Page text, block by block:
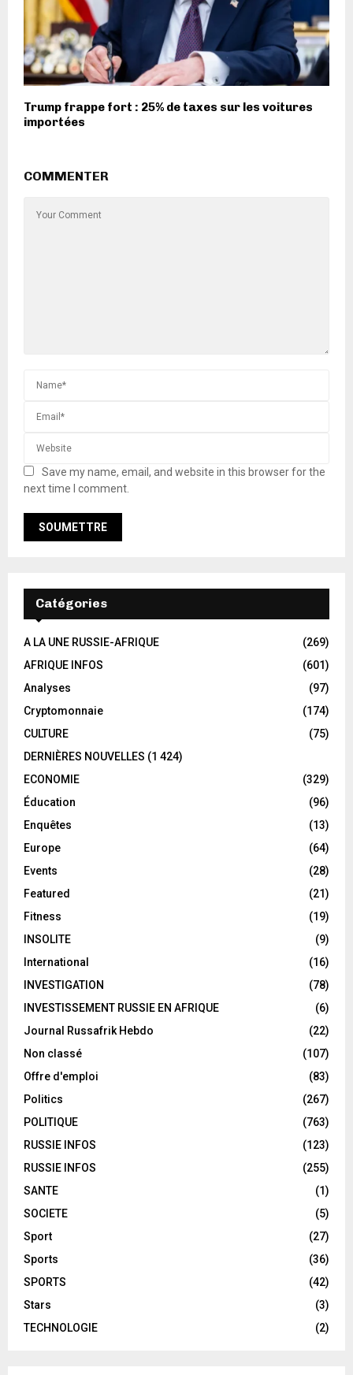
Trump frappe fort : 25% de taxes sur les voitures
importées
COMMENTER
Save my name, email, and website in this browser for the
next time I comment.
Catégories
A LA UNE RUSSIE-AFRIQUE
(269)
AFRIQUE INFOS
(601)
Analyses
(97)
Cryptomonnaie
(174)
CULTURE
(75)
DERNIÈRES NOUVELLES (1 424)
ECONOMIE
(329)
Éducation
(96)
Enquêtes
(13)
Europe
(64)
Events
(28)
Featured
(21)
Fitness
(19)
INSOLITE
(9)
International
(16)
INVESTIGATION
(78)
INVESTISSEMENT RUSSIE EN AFRIQUE
(6)
Journal Russafrik Hebdo
(22)
Non classé
(107)
Offre d'emploi
(83)
Politics
(267)
POLITIQUE
(763)
RUSSIE INFOS
(123)
RUSSIE INFOS
(255)
SANTE
(1)
SOCIETE
(5)
Sport
(27)
Sports
(36)
SPORTS
(42)
Stars
(3)
TECHNOLOGIE
(2)